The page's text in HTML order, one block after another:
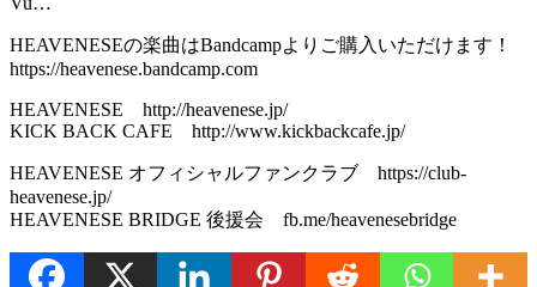
HEAVENESEの楽曲はBandcampよりご購入いただけます！
https://heavenese.bandcamp.com
HEAVENESE http://heavenese.jp/
KICK BACK CAFE http://www.kickbackcafe.jp/
HEAVENESE オフィシャルファンクラブ https://club-
heavenese.jp/
HEAVENESE BRIDGE 後援会 fb.me/heavenesebridge